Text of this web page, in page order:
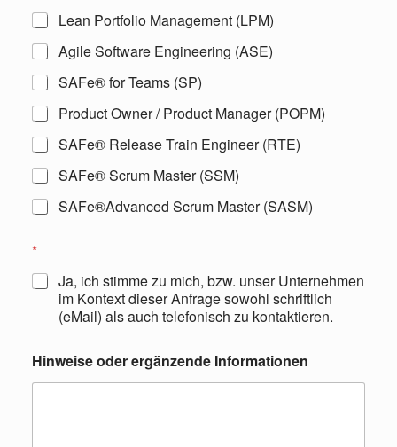
Lean Portfolio Management (LPM)
Agile Software Engineering (ASE)
SAFe® for Teams (SP)
Product Owner / Product Manager (POPM)
SAFe® Release Train Engineer (RTE)
SAFe® Scrum Master (SSM)
SAFe®Advanced Scrum Master (SASM)
*
Ja, ich stimme zu mich, bzw. unser Unternehmen
im Kontext dieser Anfrage sowohl schriftlich
(eMail) als auch telefonisch zu kontaktieren.
Hinweise oder ergänzende Informationen